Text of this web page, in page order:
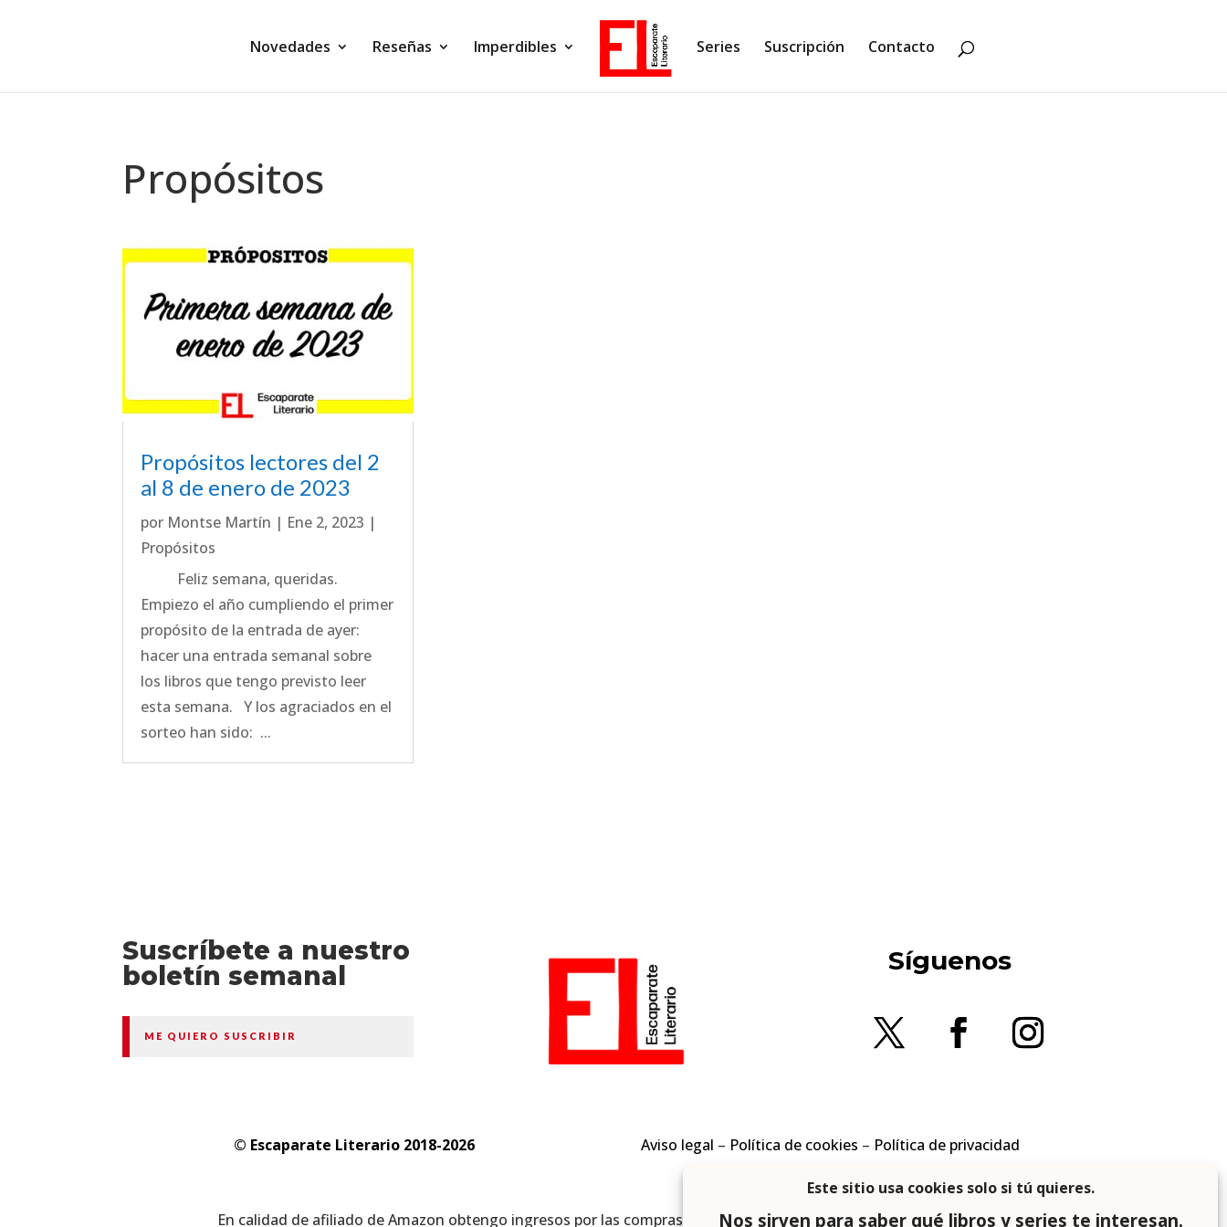
Novedades Reseñas Imperdibles Series Suscripción Contacto
Propósitos
Propósitos lectores del 2
al 8 de enero de 2023
por Montse Martín | Ene 2, 2023 |
Propósitos
Feliz semana, queridas.
Empiezo el año cumpliendo el primer
propósito de la entrada de ayer:
hacer una entrada semanal sobre
los libros que tengo previsto leer
esta semana. Y los agraciados en el
sorteo han sido: ...
Suscríbete a nuestro
boletín semanal
ME QUIERO SUSCRIBIR
Síguenos
© Escaparate Literario 2018-2026 Aviso legal – Política de cookies – Política de privacidad
En calidad de afiliado de Amazon obtengo ingresos por las compras adscritas que cumplen los requisitos aplicables